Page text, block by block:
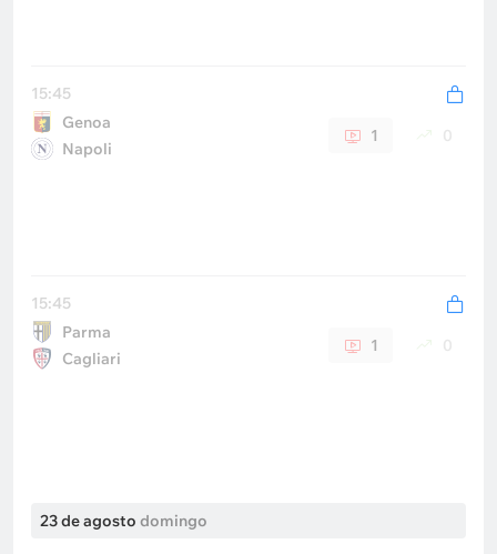
15:45
Genoa
Napoli
1 0
15:45
Parma
Cagliari
1 0
23 de agosto domingo